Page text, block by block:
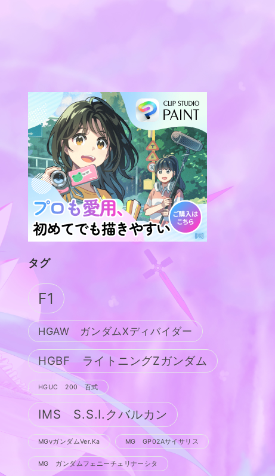
タグ
F1
HGAW ガンダムXディバイダー
HGBF ライトニングZガンダム
HGUC 200 百式
IMS S.S.I.クバルカン
MGνガンダムVer.Ka MG GP02Aサイサリス
MG ガンダムフェニーチェリナーシタ